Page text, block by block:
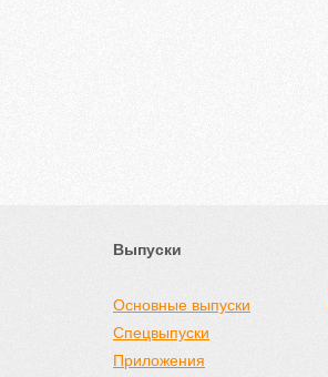
Выпуски
Основные выпуски
Спецвыпуски
Приложения